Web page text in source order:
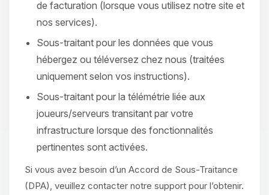
de facturation (lorsque vous utilisez notre site et
nos services).
Sous-traitant pour les données que vous
hébergez ou téléversez chez nous (traitées
uniquement selon vos instructions).
Sous-traitant pour la télémétrie liée aux
joueurs/serveurs transitant par votre
infrastructure lorsque des fonctionnalités
pertinentes sont activées.
Si vous avez besoin d’un Accord de Sous-Traitance
(DPA), veuillez contacter notre support pour l’obtenir.